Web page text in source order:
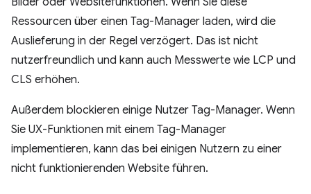
Ressourcen über einen Tag-Manager laden, wird die
Auslieferung in der Regel verzögert. Das ist nicht
nutzerfreundlich und kann auch Messwerte wie LCP und
CLS erhöhen.
Außerdem blockieren einige Nutzer Tag-Manager. Wenn
Sie UX-Funktionen mit einem Tag-Manager
implementieren, kann das bei einigen Nutzern zu einer
nicht funktionierenden Website führen.